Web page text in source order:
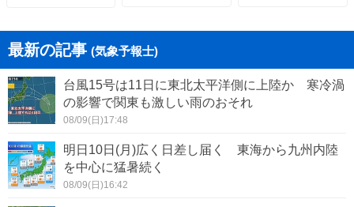
最新の記事 (気象予報士)
台風15号は11日に東北太平洋側に上陸か 寒冷渦
の影響で関東も激しい雨のおそれ
08/09(日)17:48
明日10日(月)広く日差し届く 東海から九州内陸
を中心に猛暑続く
08/09(日)16:42